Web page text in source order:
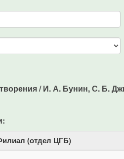
/ И. А. Бунин, С. Б.
(отдел ЦГБ)